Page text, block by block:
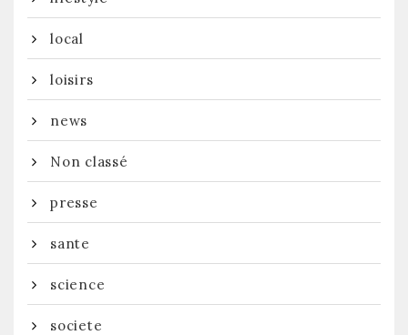
local
loisirs
news
Non classé
presse
sante
science
societe